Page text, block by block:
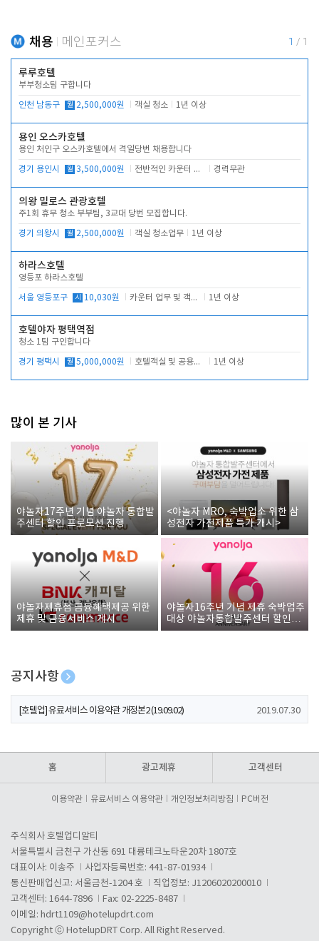
채용 메인포커스 1 / 1
루루호텔
부부청소팀 구합니다
인천 남동구 월 2,500,000원 객실 청소 1년 이상
용인 오스카호텔
용인 처인구 오스카호텔에서 격일당번 채용합니다
경기 용인시 월 3,500,000원 전반적인 카운터 업무 경력무관
의왕 밀로스 관광호텔
주1회 휴무 청소 부부팀, 3교대 당번 모집합니다.
경기 의왕시 월 2,500,000원 객실 청소업무 1년 이상
하라스호텔
영등포 하라스호텔
서울 영등포구 시 10,030원 카운터 업무 및 객실관리(청소상태 확인, 객실판매) 1년 이상
호텔야자 평택역점
청소 1팀 구인합니다
경기 평택시 월 5,000,000원 호텔객실 및 공용시설 청소 관리 1년 이상
많이 본 기사
야놀자17주년 기념 야놀자 통합발
주센터 할인 프로모션 진행
<야놀자 MRO, 숙박업소 위한 삼
성전자 가전제품 특가 개시>
야놀자제휴점 금융혜택제공 위한
제휴 및 금융서비스 게시
야놀자16주년 기념 제휴 숙박업주
대상 야놀자통합발주센터 할인쿠
폰 증정
공지사항
[호텔업] 개인정보 처리방침 개정본1 (19.09.02)
[호텔업] 유료서비스 이용약관 개정본2 (19.09.02) 2019.07.30
홈 광고제휴 고객센터
이용약관 유료서비스 이용약관 개인정보처리방침 PC버전
주식회사 호텔업디알티
서울특별시 금천구 가산동 691 대륭테크노타운20차 1807호
대표이사: 이송주
사업자등록번호: 441-87-01934
통신판매업신고: 서울금천-1204 호
직업정보: J1206020200010
고객센터: 1644-7896
Fax: 02-2225-8487
이메일: hdrt1109@hotelupdrt.com
Copyright ⓒ HotelupDRT Corp. All Right Reserved.